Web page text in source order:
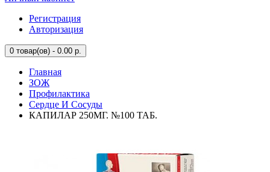
Регистрация
Авторизация
0 товар(ов) - 0.00 р.
Главная
ЗОЖ
Профилактика
Сердце И Сосуды
КАПИЛАР 250МГ. №100 ТАБ.